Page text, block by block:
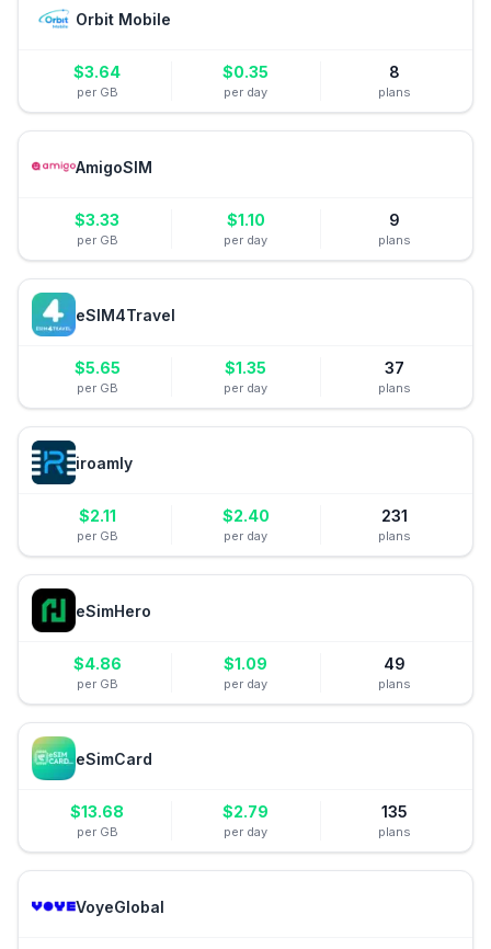
Orbit Mobile
$3.64
per GB
$0.35
per day
8
plans
AmigoSIM
$3.33
per GB
$1.10
per day
9
plans
eSIM4Travel
$5.65
per GB
$1.35
per day
37
plans
iroamly
$2.11
per GB
$2.40
per day
231
plans
eSimHero
$4.86
per GB
$1.09
per day
49
plans
eSimCard
$13.68
per GB
$2.79
per day
135
plans
VoyeGlobal